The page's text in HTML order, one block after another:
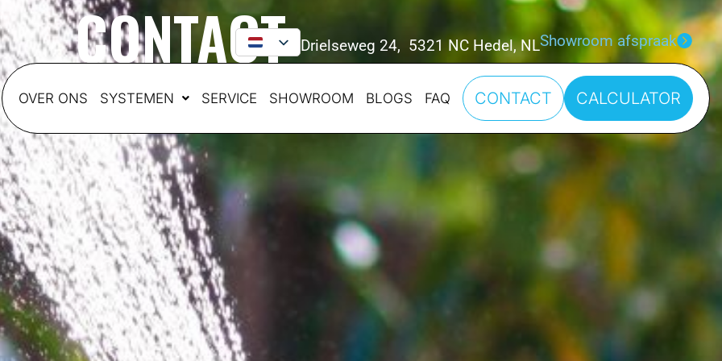
Drielseweg 24, 5321 NC Hedel, NLShowroom afspraak
OVER ONS SYSTEMEN SERVICE SHOWROOM BLOGS FAQ CONTACT CALCULATOR
CONTACT